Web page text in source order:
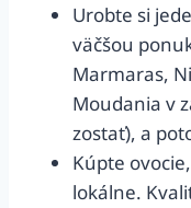
Urobte si
väčšou
Marmaras,
Moudania v
zostať), a
Kúpte
lokálne.